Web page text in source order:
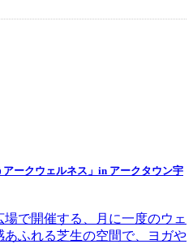
ークウェルネス」in アークタウン宇
で開催する、月に一度のウェ
ふれる芝生の空間で、ヨガや